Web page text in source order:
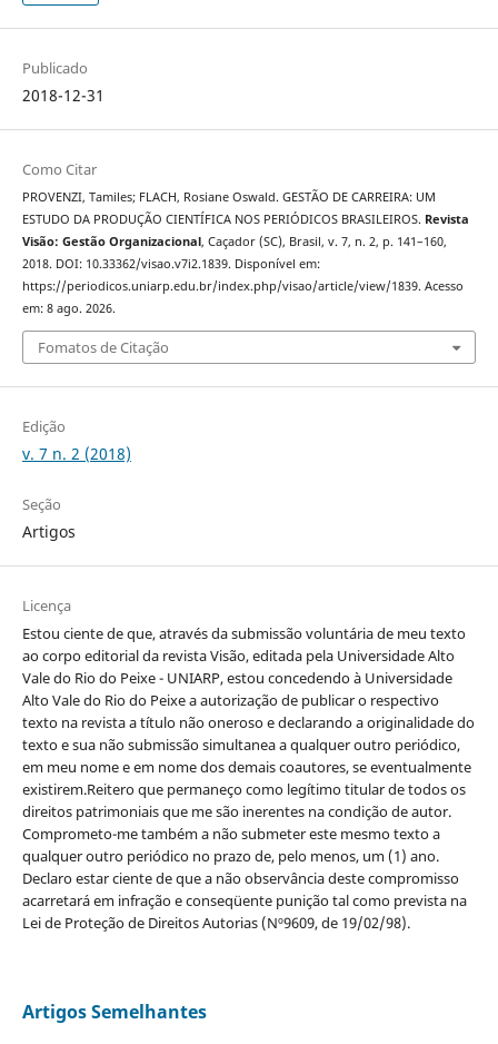
Publicado
2018-12-31
Como Citar
PROVENZI, Tamiles; FLACH, Rosiane Oswald. GESTÃO DE CARREIRA: UM
ESTUDO DA PRODUÇÃO CIENTÍFICA NOS PERIÓDICOS BRASILEIROS. Revista
Visão: Gestão Organizacional, Caçador (SC), Brasil, v. 7, n. 2, p. 141–160,
2018. DOI: 10.33362/visao.v7i2.1839. Disponível em:
https://periodicos.uniarp.edu.br/index.php/visao/article/view/1839. Acesso
em: 8 ago. 2026.
Fomatos de Citação
Edição
v. 7 n. 2 (2018)
Seção
Artigos
Licença
Estou ciente de que, através da submissão voluntária de meu texto
ao corpo editorial da revista Visão, editada pela Universidade Alto
Vale do Rio do Peixe - UNIARP, estou concedendo à Universidade
Alto Vale do Rio do Peixe a autorização de publicar o respectivo
texto na revista a título não oneroso e declarando a originalidade do
texto e sua não submissão simultanea a qualquer outro periódico,
em meu nome e em nome dos demais coautores, se eventualmente
existirem.Reitero que permaneço como legítimo titular de todos os
direitos patrimoniais que me são inerentes na condição de autor.
Comprometo-me também a não submeter este mesmo texto a
qualquer outro periódico no prazo de, pelo menos, um (1) ano.
Declaro estar ciente de que a não observância deste compromisso
acarretará em infração e conseqüente punição tal como prevista na
Lei de Proteção de Direitos Autorias (Nº9609, de 19/02/98).
Artigos Semelhantes